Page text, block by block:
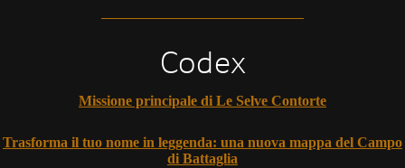
Codex
Missione principale di Le Selve Contorte
Trasforma il tuo nome in leggenda: una nuova mappa del Campo
di Battaglia